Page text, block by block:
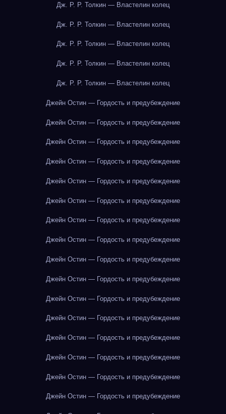
Дж. Р. Р. Толкин — Властелин колец
Дж. Р. Р. Толкин — Властелин колец
Дж. Р. Р. Толкин — Властелин колец
Дж. Р. Р. Толкин — Властелин колец
Дж. Р. Р. Толкин — Властелин колец
Джейн Остин — Гордость и предубеждение
Джейн Остин — Гордость и предубеждение
Джейн Остин — Гордость и предубеждение
Джейн Остин — Гордость и предубеждение
Джейн Остин — Гордость и предубеждение
Джейн Остин — Гордость и предубеждение
Джейн Остин — Гордость и предубеждение
Джейн Остин — Гордость и предубеждение
Джейн Остин — Гордость и предубеждение
Джейн Остин — Гордость и предубеждение
Джейн Остин — Гордость и предубеждение
Джейн Остин — Гордость и предубеждение
Джейн Остин — Гордость и предубеждение
Джейн Остин — Гордость и предубеждение
Джейн Остин — Гордость и предубеждение
Джейн Остин — Гордость и предубеждение